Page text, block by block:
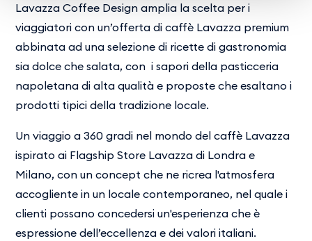
Lavazza Coffee Design amplia la scelta per i
viaggiatori con un’offerta di caffè Lavazza premium
abbinata ad una selezione di ricette di gastronomia
sia dolce che salata, con i sapori della pasticceria
napoletana di alta qualità e proposte che esaltano i
prodotti tipici della tradizione locale.
Un viaggio a 360 gradi nel mondo del caffè Lavazza
ispirato ai Flagship Store Lavazza di Londra e
Milano, con un concept che ne ricrea l'atmosfera
accogliente in un locale contemporaneo, nel quale i
clienti possano concedersi un'esperienza che è
espressione dell’eccellenza e dei valori italiani.